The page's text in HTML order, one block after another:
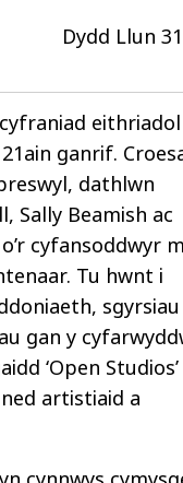
Dydd Llun
eithriadol
ganrif.
dathlwn
Sally Beamish ac
cyfansoddwyr
Tu hwnt i
sgyrsiau
gan y
‘Open Studios’
artistiaid a